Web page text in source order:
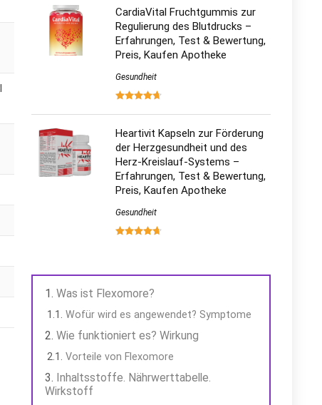
CardiaVital Fruchtgummis zur
Regulierung des Blutdrucks –
Erfahrungen, Test & Bewertung,
Preis, Kaufen Apotheke
Gesundheit
Heartivit Kapseln zur Förderung
der Herzgesundheit und des
Herz-Kreislauf-Systems –
Erfahrungen, Test & Bewertung,
Preis, Kaufen Apotheke
Gesundheit
Was ist Flexomore?
Wofür wird es angewendet? Symptome
Wie funktioniert es? Wirkung
Vorteile von Flexomore
Inhaltsstoffe. Nährwerttabelle.
Wirkstoff